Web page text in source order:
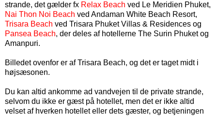
strande, det gælder fx Relax Beach ved Le Meridien Phuket,
Nai Thon Noi Beach ved Andaman White Beach Resort,
Trisara Beach ved Trisara Phuket Villas & Residences og
Pansea Beach, der deles af hotellerne The Surin Phuket og
Amanpuri.
Billedet ovenfor er af Trisara Beach, og det er taget midt i
højsæsonen.
Du kan altid ankomme ad vandvejen til de private strande,
selvom du ikke er gæst på hotellet, men det er ikke altid
velset af hverken hotellet eller dets gæster, og betjeningen